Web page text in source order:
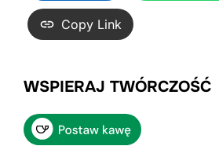
Copy Link
WSPIERAJ TWÓRCZOŚĆ